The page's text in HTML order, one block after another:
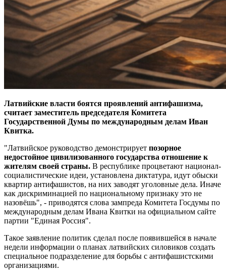
Латвийские власти боятся проявлений антифашизма,
считает заместитель председателя Комитета
Государственной Думы по международным делам Иван
Квитка.
"Латвийское руководство демонстрирует позорное
недостойное цивилизованного государства отношение к
жителям своей страны. В республике процветают национал-
социалистические идеи, установлена диктатура, идут обыски
квартир антифашистов, на них заводят уголовные дела. Иначе
как дискриминацией по национальному признаку это не
назовёшь", - приводятся слова зампреда Комитета Госдумы по
международным делам Ивана Квитки на официальном сайте
партии "Единая Россия".
Такое заявление политик сделал после появившейся в начале
недели информации о планах латвийских силовиков создать
специальное подразделение для борьбы с антифашистскими
организациями.